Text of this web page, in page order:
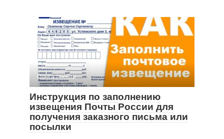
Почта России
Инструкция по заполнению
извещения Почты России для
получения заказного письма или
посылки